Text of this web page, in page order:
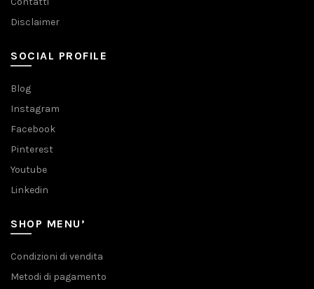
Disclaimer
SOCIAL PROFILE
Blog
Instagram
Facebook
Pinterest
Youtube
Linkedin
SHOP MENU’
Condizioni di vendita
Metodi di pagamento